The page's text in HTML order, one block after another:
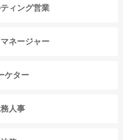
ィング営業
ネージャー
ケター
人事